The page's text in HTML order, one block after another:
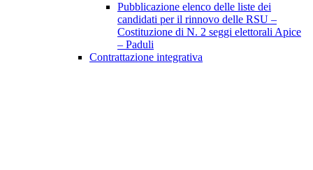
Pubblicazione elenco delle liste dei
candidati per il rinnovo delle RSU –
Costituzione di N. 2 seggi elettorali Apice
– Paduli
Contrattazione integrativa